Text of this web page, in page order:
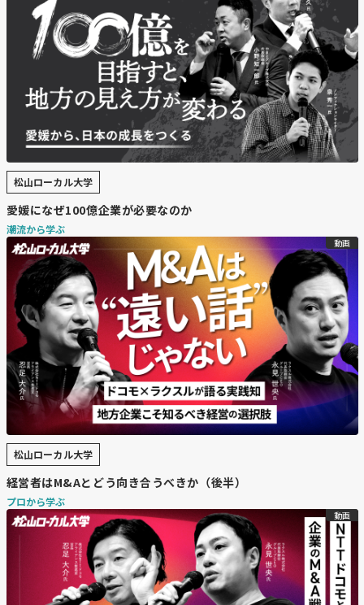
松山ローカル大学
愛媛になぜ100億企業が必要なのか
潮流から学ぶ
動画
松山ローカル大学
経営者はM&Aとどう向き合うべきか（後半）
プロから学ぶ
動画